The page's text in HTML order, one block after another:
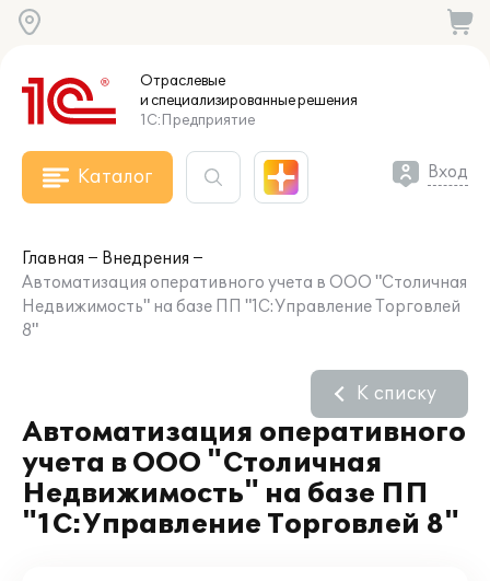
Отраслевые
и специализированныерешения
1С:Предприятие
Каталог Вход
Главная
Внедрения
Автоматизация оперативного учета в ООО "Столичная
Недвижимость" на базе ПП "1С:Управление Торговлей
8"
Автоматизация оперативного
учета в ООО "Столичная
Недвижимость" на базе ПП
"1С:Управление Торговлей 8"
К списку